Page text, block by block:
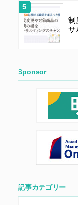
当社もしくは著作
ものとします。会
用、公衆送信、譲
標権などを侵害す
当社は、一定の予
止を行う場合があ
しに本サイトのサ
当社は、会員の個
制
サ
Sponsor
記事カテゴリー